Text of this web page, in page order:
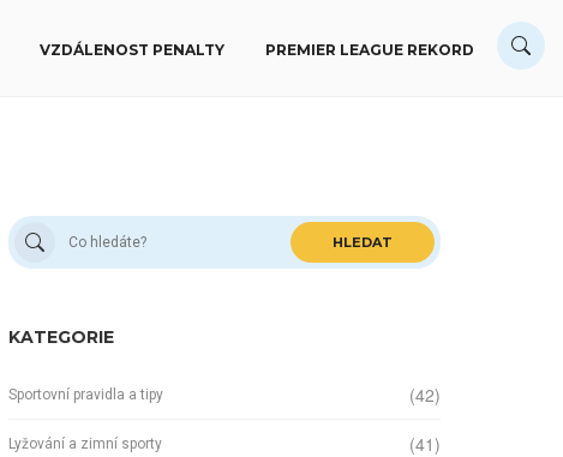
VZDÁLENOST PENALTY PREMIER LEAGUE REKORD
HLEDAT
KATEGORIE
Sportovní pravidla a tipy (42)
Lyžování a zimní sporty (41)